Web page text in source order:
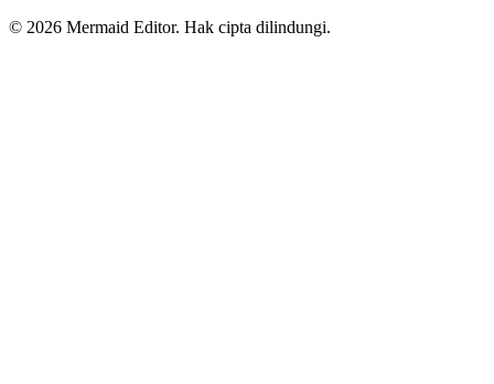
© 2026 Mermaid Editor. Hak cipta dilindungi.